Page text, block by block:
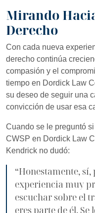
Mirando
Derecho
Con cada nueva
derecho continúa
compasión y el
tiempo en Dordick Law
su deseo de seguir una
convicción de usar esa
Cuando se le preguntó
CWSP en Dordick Law
Kendrick no dudó:
“Honestamente,
experiencia muy
escuchar sobre el
eres parte de él.